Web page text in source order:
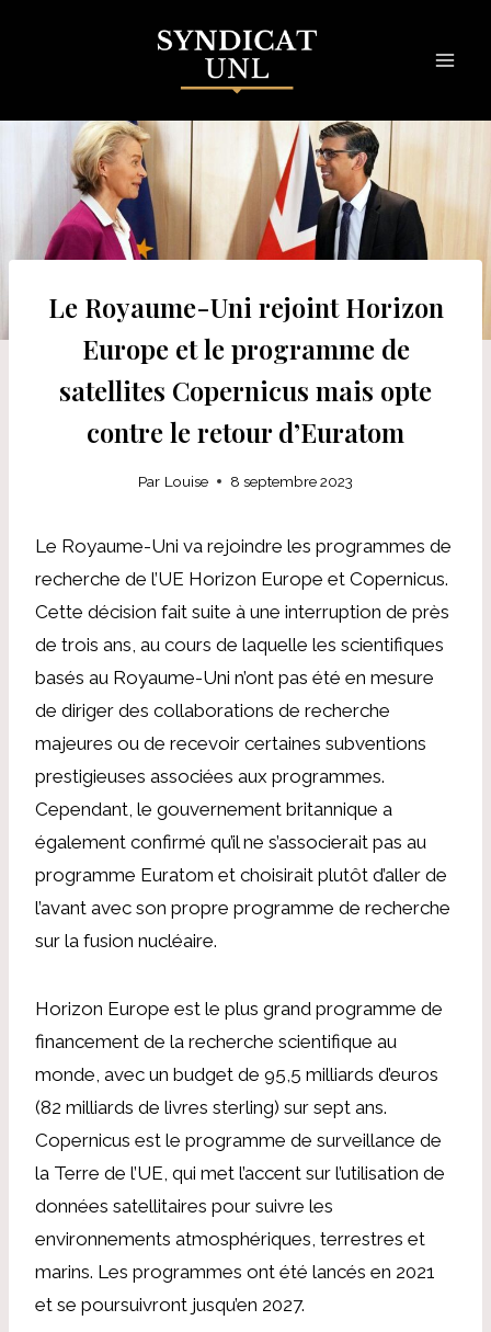
Le Royaume-Uni rejoint Horizon
Europe et le programme de
satellites Copernicus mais opte
contre le retour d’Euratom
Par Louise 8 septembre 2023
Le Royaume-Uni va rejoindre les programmes de
recherche de l’UE Horizon Europe et Copernicus.
Cette décision fait suite à une interruption de près
de trois ans, au cours de laquelle les scientifiques
basés au Royaume-Uni n’ont pas été en mesure
de diriger des collaborations de recherche
majeures ou de recevoir certaines subventions
prestigieuses associées aux programmes.
Cependant, le gouvernement britannique a
également confirmé qu’il ne s’associerait pas au
programme Euratom et choisirait plutôt d’aller de
l’avant avec son propre programme de recherche
sur la fusion nucléaire.
Horizon Europe est le plus grand programme de
financement de la recherche scientifique au
monde, avec un budget de 95,5 milliards d’euros
(82 milliards de livres sterling) sur sept ans.
Copernicus est le programme de surveillance de
la Terre de l’UE, qui met l’accent sur l’utilisation de
données satellitaires pour suivre les
environnements atmosphériques, terrestres et
marins. Les programmes ont été lancés en 2021
et se poursuivront jusqu’en 2027.